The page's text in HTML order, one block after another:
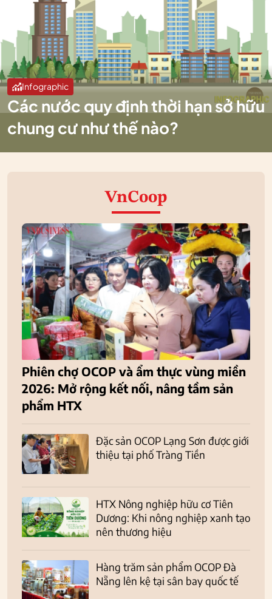
Infographic
Các nước quy định thời hạn sở hữu
chung cư như thế nào?
VnCoop
Phiên chợ OCOP và ẩm thực vùng miền
2026: Mở rộng kết nối, nâng tầm sản
phẩm HTX
Đặc sản OCOP Lạng Sơn được giới
thiệu tại phố Tràng Tiền
HTX Nông nghiệp hữu cơ Tiên
Dương: Khi nông nghiệp xanh tạo
nên thương hiệu
Hàng trăm sản phẩm OCOP Đà
Nẵng lên kệ tại sân bay quốc tế